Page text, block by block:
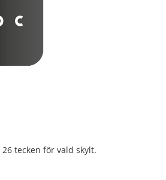
tecken för vald skylt.